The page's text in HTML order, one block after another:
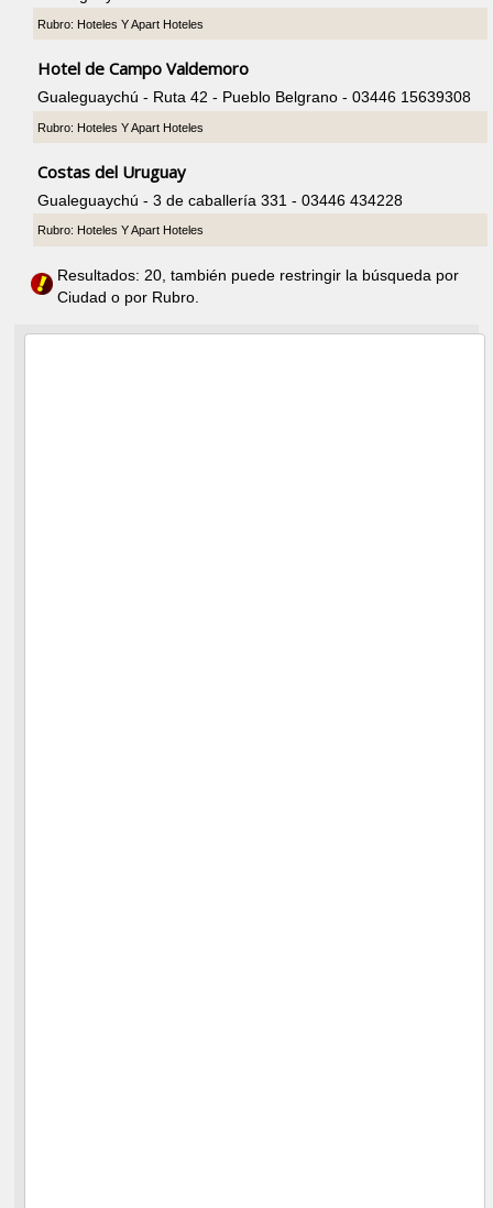
Rubro: Hoteles Y Apart Hoteles
Hotel de Campo Valdemoro
Gualeguaychú - Ruta 42 - Pueblo Belgrano - 03446 15639308
Rubro: Hoteles Y Apart Hoteles
Costas del Uruguay
Gualeguaychú - 3 de caballería 331 - 03446 434228
Rubro: Hoteles Y Apart Hoteles
Resultados: 20, también puede restringir la búsqueda por
Ciudad o por Rubro.